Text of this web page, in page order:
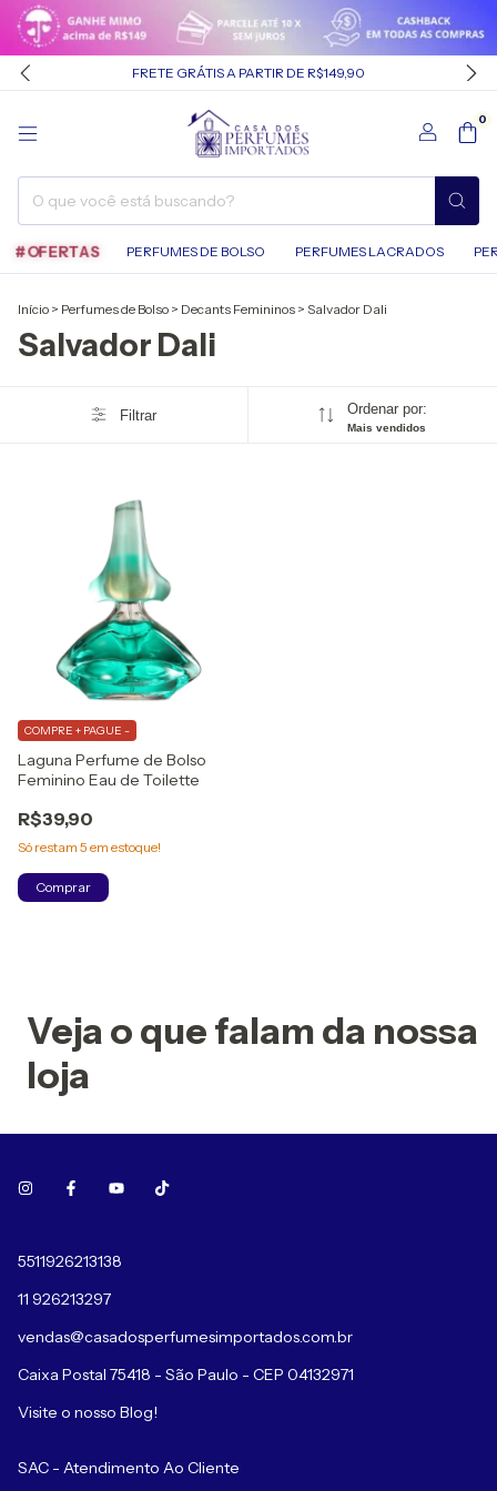
FRETE GRÁTIS A PARTIR DE R$149,90
0
#OFERTAS PERFUMES DE BOLSO PERFUMES LACRADOS
Início > Perfumes de Bolso > Decants Femininos > Salvador Dali
Salvador Dali
Filtrar Ordenar por:
Mais vendidos
Laguna Perfume de Bolso
Feminino Eau de Toilette
R$39,90
COMPRE + PAGUE -
Só restam 5 em estoque!
Comprar
Veja o que falam da nossa
loja
5511926213138
11 926213297
vendas@casadosperfumesimportados.com.br
Caixa Postal 75418 - São Paulo - CEP 04132971
Visite o nosso Blog!
SAC - Atendimento Ao Cliente